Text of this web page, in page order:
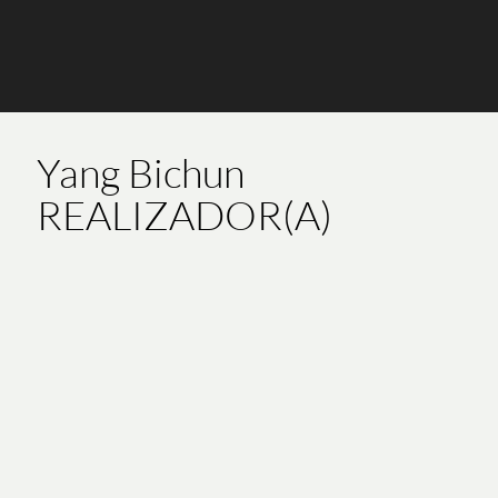
Yang Bichun
REALIZADOR(A)